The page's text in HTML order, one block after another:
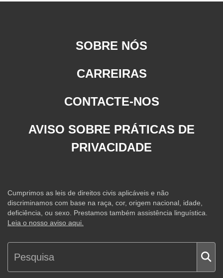
SOBRE NÓS
CARREIRAS
CONTACTE-NOS
AVISO SOBRE PRÁTICAS DE
PRIVACIDADE
Cumprimos as leis de direitos civis aplicáveis e não
discriminamos com base na raça, cor, origem nacional, idade,
deficiência, ou sexo. Prestamos também assistência linguística.
Leia o nosso aviso aqui.